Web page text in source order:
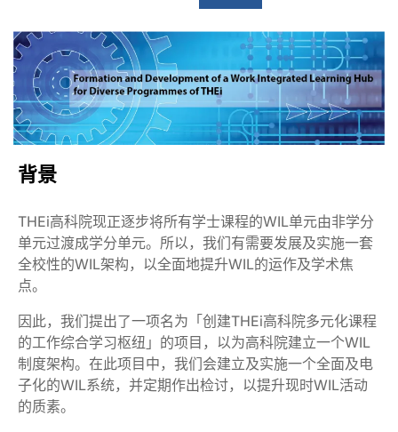
背景
THEi高科院现正逐步将所有学士课程的WIL单元由非学分
单元过渡成学分单元。所以，我们有需要发展及实施一套
全校性的WIL架构，以全面地提升WIL的运作及学术焦
点。
因此，我们提出了一项名为「创建THEi高科院多元化课程
的工作综合学习枢纽」的项目，以为高科院建立一个WIL
制度架构。在此项目中，我们会建立及实施一个全面及电
子化的WIL系统，并定期作出检讨，以提升现时WIL活动
的质素。